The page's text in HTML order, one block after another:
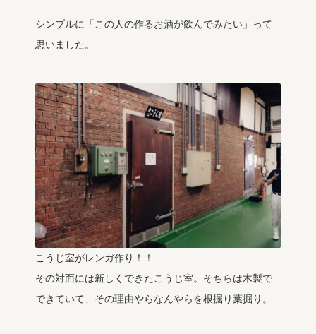
シンプルに「この人の作るお酒が飲んでみたい」って
思いました。
こうじ室がレンガ作り！！
その対面には新しくできたこうじ室。そちらは木製で
できていて、その理由やらなんやらを根掘り葉掘り。